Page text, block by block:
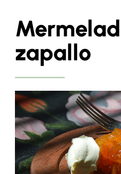
zapallo